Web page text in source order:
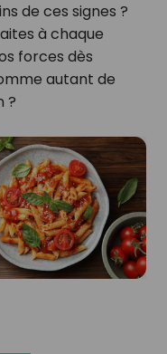
de ces signes ?
à chaque
forces dès
autant de
?